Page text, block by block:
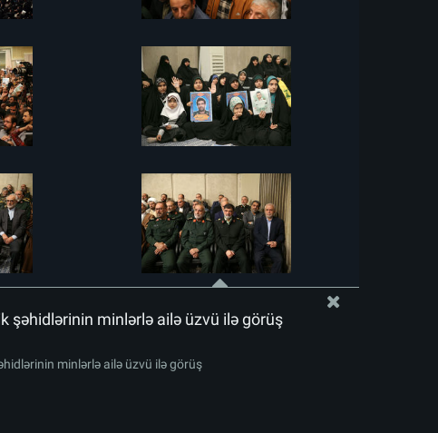
şəhidlərinin minlərlə ailə üzvü ilə görüş
minlərlə ailə üzvü ilə görüş